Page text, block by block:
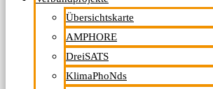
Übersichtskarte
AMPHORE
DreiSATS
KlimaPhoNds